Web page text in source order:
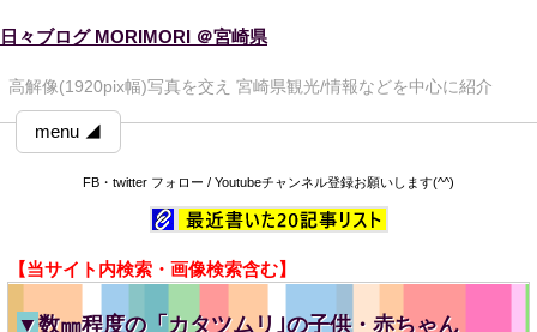
日々ブログ MORIMORI ＠宮崎県
高解像(1920pix幅)写真を交え 宮崎県観光/情報などを中心に紹介
menu ◢
FB・twitter フォロー / Youtubeチャンネル登録お願いします(^^)
【当サイト内検索・画像検索含む】
▼数㎜程度の「カタツムリ｣の子供・赤ちゃん